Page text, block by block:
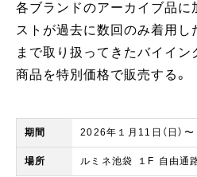
各ブランドのアーカイブ品に
ストが過去に数回のみ着用し
まで取り扱ってきたバイイ
商品を特別価格で販売する。
期間 ​​ 2026年１月11日（日）〜
場所 ルミネ池袋 １F 自由通